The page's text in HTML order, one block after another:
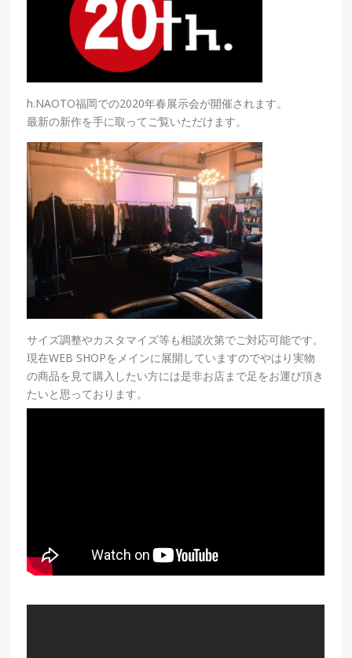
h.NAOTO福岡での2020年春展示会が開催されます。
最新の新作を手に取ってご覧いただけます。
サイズ調整やカスタマイズ等も相談次第でご対応可能です。
現在WEB SHOPをメインに展開していますのでやはり実物
の商品を見て購入したい方には是非お店まで足をお運び頂き
たいと思っております。